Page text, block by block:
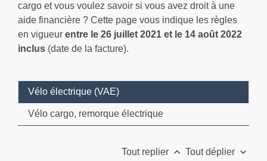
cargo et vous voulez savoir si vous avez droit à une
aide financière ? Cette page vous indique les règles
en vigueur entre le 26 juillet 2021 et le 14 août 2022
inclus (date de la facture).
Vélo électrique (VAE)
Vélo cargo, remorque électrique
Tout replier keyboard_arrow_up Tout déplier keyboard_arrow_down